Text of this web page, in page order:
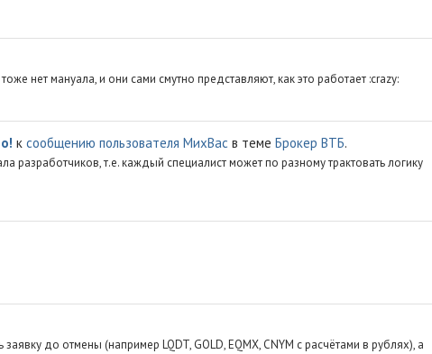
нет мануала, и они сами смутно представляют, как это работает :crazy:
к сообщению пользователя МихВас в теме Брокер ВТБ.
разработчиков, т.е. каждый специалист может по разному трактовать логику
до отмены (например LQDT, GOLD, EQMX, CNYM с расчётами в рублях), а